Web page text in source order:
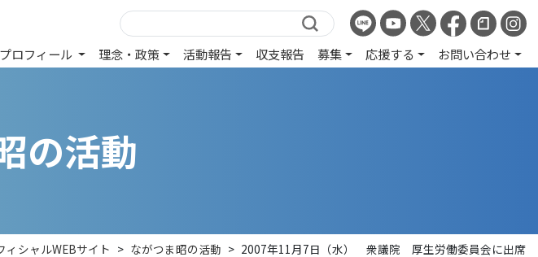
プロフィール 理念・政策 活動報告 収支報告 募集 応援する お問い合わせ
の活動
シャルWEBサイト > ながつま昭の活動 > 2007年11月7日（水） 衆議院 厚生労働委員会に出席